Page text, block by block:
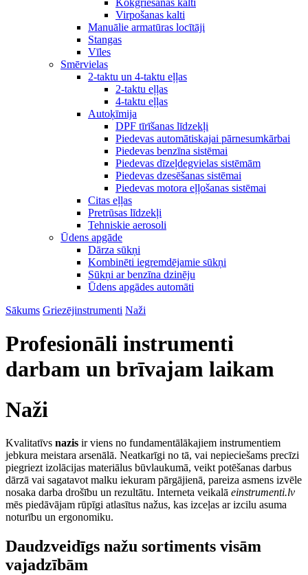
Kokgriešanas kalti
Virpošanas kalti
Manuālie armatūras locītāji
Stangas
Vīles
Smērvielas
2-taktu un 4-taktu eļļas
2-taktu eļļas
4-taktu eļļas
Autoķīmija
DPF tīrīšanas līdzekļi
Piedevas automātiskajai pārnesumkārbai
Piedevas benzīna sistēmai
Piedevas dīzeļdegvielas sistēmām
Piedevas dzesēšanas sistēmai
Piedevas motora eļļošanas sistēmai
Citas eļļas
Pretrūsas līdzekļi
Tehniskie aerosoli
Ūdens apgāde
Dārza sūkņi
Kombinēti iegremdējamie sūkņi
Sūkņi ar benzīna dzinēju
Ūdens apgādes automāti
Sākums Griezējinstrumenti Naži
Profesionāli instrumenti
darbam un brīvajam laikam
Naži
Kvalitatīvs nazis ir viens no fundamentālākajiem instrumentiem
jebkura meistara arsenālā. Neatkarīgi no tā, vai nepieciešams precīzi
piegriezt izolācijas materiālus būvlaukumā, veikt potēšanas darbus
dārzā vai sagatavot malku iekuram pārgājienā, pareiza asmens izvēle
nosaka darba drošību un rezultātu. Interneta veikalā einstrumenti.lv
mēs piedāvājam rūpīgi atlasītus nažus, kas izceļas ar izcilu asuma
noturību un ergonomiku.
Daudzveidīgs nažu sortiments visām
vajadzībām